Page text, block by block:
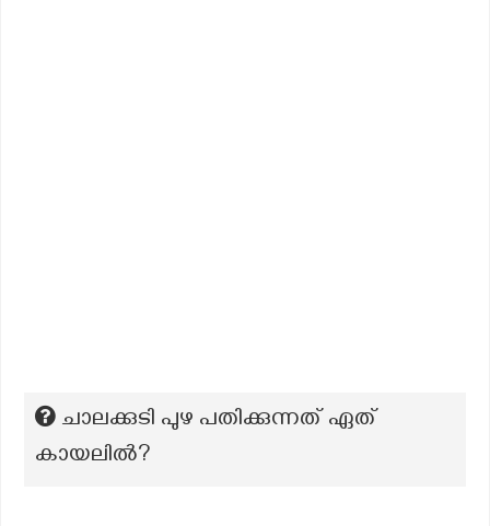
ചാലക്കുടി പുഴ പതിക്കുന്നത് ഏത്
കായലിൽ?